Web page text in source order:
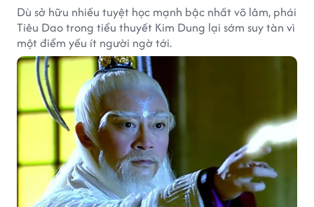
Dù sở hữu nhiều tuyệt học mạnh bậc nhất võ lâm, phái
Tiêu Dao trong tiểu thuyết Kim Dung lại sớm suy tàn vì
một điểm yếu ít người ngờ tới.